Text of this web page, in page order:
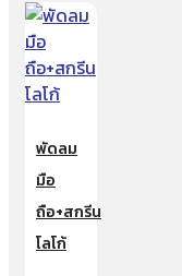
พัดลม
มือ
ถือ+สกรีน
โลโก้